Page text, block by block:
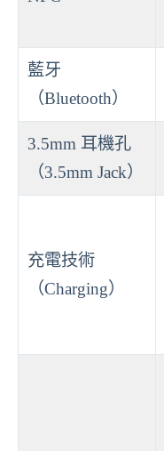
藍牙
（Bluetooth）
3.5mm 耳機孔
（3.5mm Jack）
充電技術
（Charging）